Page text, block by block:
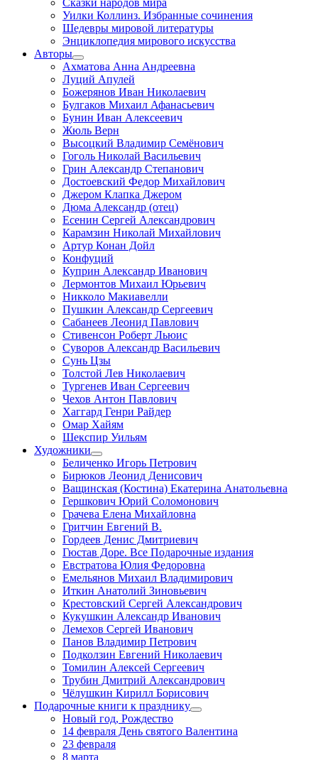
Сказки народов мира
Уилки Коллинз. Избранные сочинения
Шедевры мировой литературы
Энциклопедия мирового искусства
Авторы
Ахматова Анна Андреевна
Луций Апулей
Божерянов Иван Николаевич
Булгаков Михаил Афанасьевич
Бунин Иван Алексеевич
Жюль Верн
Высоцкий Владимир Семёнович
Гоголь Николай Васильевич
Грин Александр Степанович
Достоевский Федор Михайлович
Джером Клапка Джером
Дюма Александр (отец)
Есенин Сергей Александрович
Карамзин Николай Михайлович
Артур Конан Дойл
Конфуций
Куприн Александр Иванович
Лермонтов Михаил Юрьевич
Никколо Макиавелли
Пушкин Александр Сергеевич
Сабанеев Леонид Павлович
Стивенсон Роберт Льюис
Суворов Александр Васильевич
Сунь Цзы
Толстой Лев Николаевич
Тургенев Иван Сергеевич
Чехов Антон Павлович
Хаггард Генри Райдер
Омар Хайям
Шекспир Уильям
Художники
Беличенко Игорь Петрович
Бирюков Леонид Денисович
Ващинская (Костина) Екатерина Анатольевна
Гершкович Юрий Соломонович
Грачева Елена Михайловна
Гритчин Евгений В.
Гордеев Денис Дмитриевич
Гюстав Доре. Все Подарочные издания
Евстратова Юлия Федоровна
Емельянов Михаил Владимирович
Иткин Анатолий Зиновьевич
Крестовский Сергей Александрович
Кукушкин Александр Иванович
Лемехов Сергей Иванович
Панов Владимир Петрович
Подколзин Евгений Николаевич
Томилин Алексей Сергеевич
Трубин Дмитрий Александрович
Чёлушкин Кирилл Борисович
Подарочные книги к празднику
Новый год, Рождество
14 февраля День святого Валентина
23 февраля
8 марта